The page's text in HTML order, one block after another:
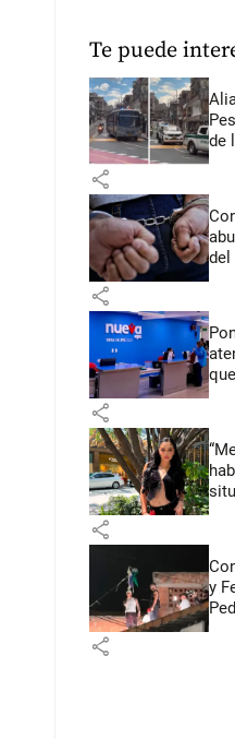
Te puede
de
share
del
share
share
share
y
share